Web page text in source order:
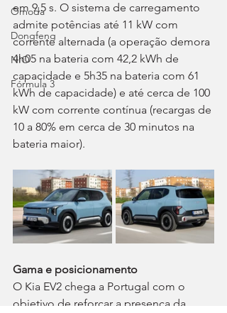
Omoda
Dongfeng
NIO
Fórmula 3
em 9,5 s. O sistema de carregamento
admite potências até 11 kW com
corrente alternada (a operação demora
4h05 na bateria com 42,2 kWh de
capacidade e 5h35 na bateria com 61
kWh de capacidade) e até cerca de 100
kW com corrente contínua (recargas de
10 a 80% em cerca de 30 minutos na
bateria maior).
Gama e posicionamento
O Kia EV2 chega a Portugal com o
objetivo de reforçar a presença da